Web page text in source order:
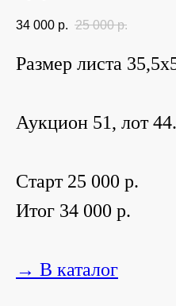
34 000 р. 25 000 р.
Размер листа
Аукцион 51, лот 44.
Старт 25 000 р.
Итог 34 000 р.
→ В каталог